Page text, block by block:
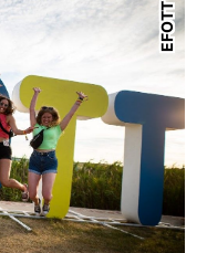
EFOTT